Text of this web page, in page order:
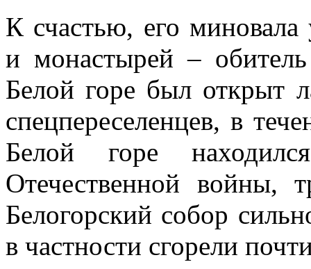
К счастью, его
и монастырей –
Белой горе был открыт
спецпереселенцев, в
Белой горе
Отечественной войны,
Белогорский собор
в частности сгорели